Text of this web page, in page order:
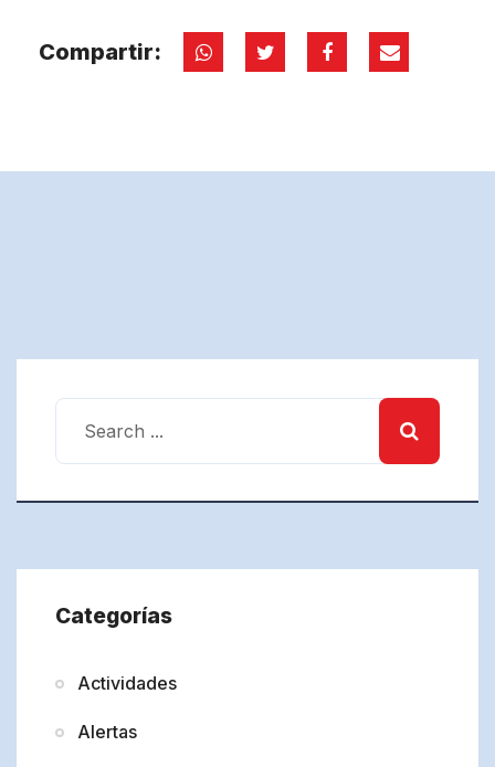
Compartir:
Categorías
Actividades
Alertas